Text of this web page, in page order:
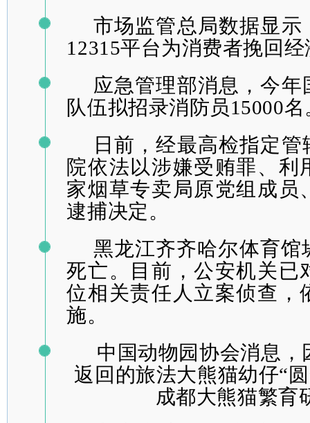
市场监管总局数据显
12315平台为消费者挽回
应急管理部消息，今
队伍拟招录消防员15000名
日前，经最高检指定
院依法以涉嫌受贿罪、利
家烟草专卖局原党组成员
逮捕决定。
黑龙江齐齐哈尔体育馆
死亡。目前，公安机关已
位相关责任人立案侦查，
施。
中国动物园协会消息
返回的旅法大熊猫幼仔“
成都大熊猫繁育